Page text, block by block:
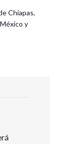
Chiapas,
y